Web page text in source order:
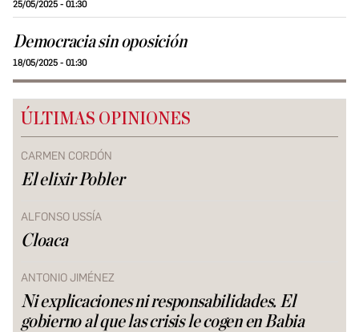
25/05/2025 - 01:30
Democracia sin oposición
18/05/2025 - 01:30
ÚLTIMAS OPINIONES
CARMEN CORDÓN
El elixir Pobler
ALFONSO USSÍA
Cloaca
ANTONIO JIMÉNEZ
Ni explicaciones ni responsabilidades. El
gobierno al que las crisis le cogen en Babia